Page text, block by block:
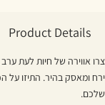
Product Details
צרו אווירה של חיות לעת
ירח ומאסק בהיר. התיזו על
שלכם.